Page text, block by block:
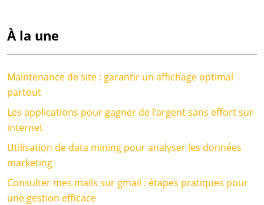
À la une
Maintenance de site : garantir un affichage optimal
partout
Les applications pour gagner de l’argent sans effort sur
internet
Utilisation de data mining pour analyser les données
marketing
Consulter mes mails sur gmail : étapes pratiques pour
une gestion efficace